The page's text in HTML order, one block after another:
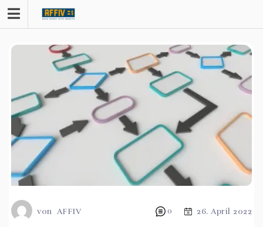
Zum
Inhalt
springen
von AFFIV 0 26. April 2022